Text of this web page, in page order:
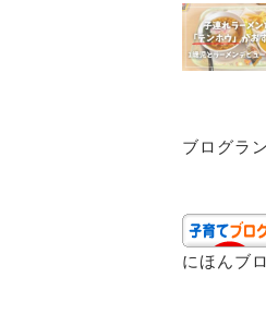
ブログラ
にほんブ